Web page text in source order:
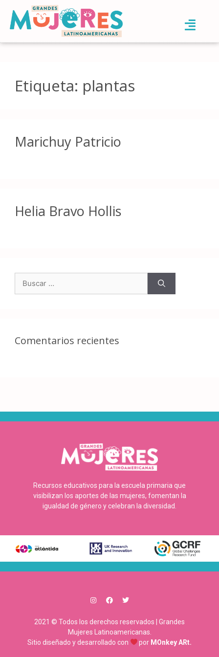
Etiqueta: plantas
Marichuy Patricio
Helia Bravo Hollis
Comentarios recientes
Recursos educativos para la escuela primaria que
visibilizan los aportes de las mujeres, fomentan la
igualdad de género y celebran la diversidad.
2021 © Todos los derechos reservados | Grandes
Mujeres Latinoamericanas.
Sitio diseñado y desarrollado con
por MOnkey ARt.